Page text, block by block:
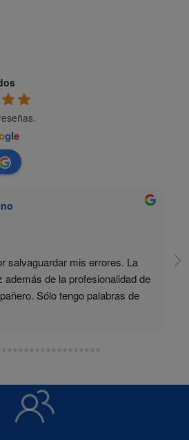
gle
salvaguardar mis errores. La
además de la profesionalidad de
Sólo tengo palabras de